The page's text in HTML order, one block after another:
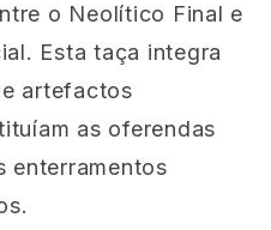
o Neolítico Final e
Esta taça integra
artefactos
as oferendas
enterramentos